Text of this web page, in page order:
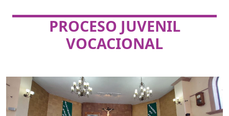
PROCESO JUVENIL
VOCACIONAL